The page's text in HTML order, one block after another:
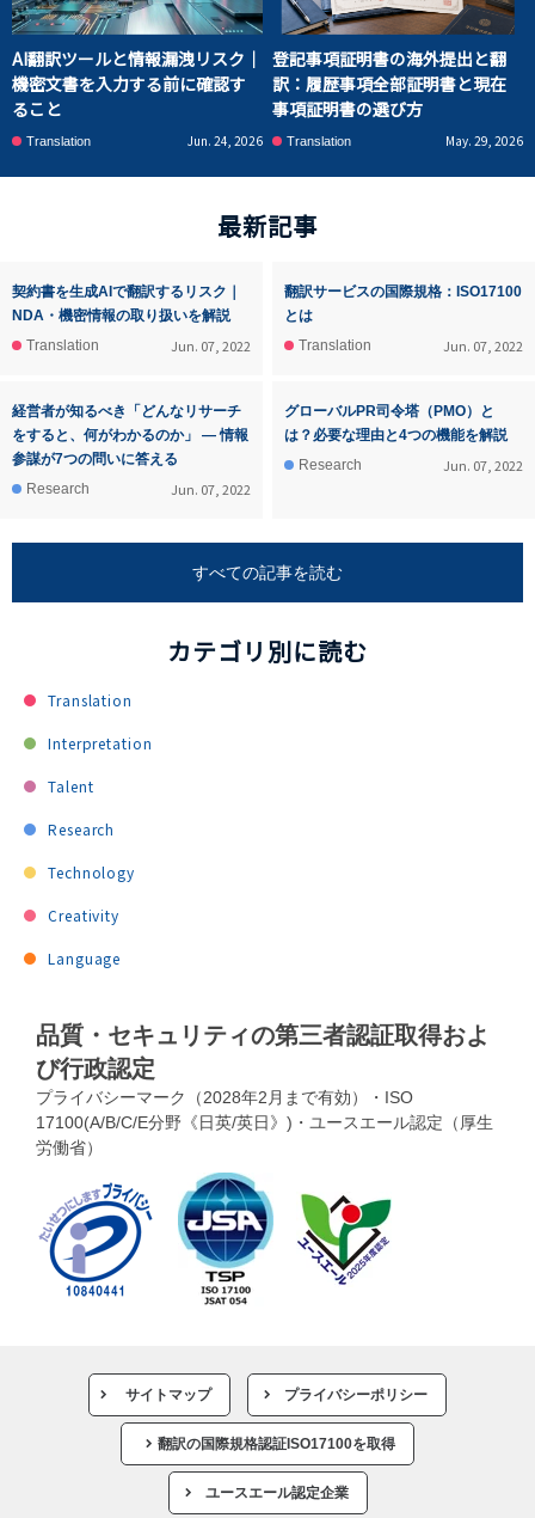
AI翻訳ツールと情報漏洩リスク｜
機密文書を入力する前に確認す
ること
Translation Jun. 24, 2026
登記事項証明書の海外提出と翻
訳：履歴事項全部証明書と現在
事項証明書の選び方
Translation May. 29, 2026
最新記事
契約書を生成AIで翻訳するリスク｜
NDA・機密情報の取り扱いを解説
Translation
Jun. 07, 2022
翻訳サービスの国際規格：ISO17100
とは
Translation
Jun. 07, 2022
経営者が知るべき「どんなリサーチ
をすると、何がわかるのか」 ― 情報
参謀が7つの問いに答える
Research
Jun. 07, 2022
グローバルPR司令塔（PMO）と
は？必要な理由と4つの機能を解説
Research
Jun. 07, 2022
すべての記事を読む
カテゴリ別に読む
Translation
Interpretation
Talent
Research
Technology
Creativity
Language
品質・セキュリティの第三者認証取得およ
び行政認定
プライバシーマーク（2028年2月まで有効）・ISO
17100(A/B/C/E分野《日英/英日》)・ユースエール認定（厚生
労働省）
サイトマップ プライバシーポリシー
翻訳の国際規格認証ISO17100を取得
ユースエール認定企業